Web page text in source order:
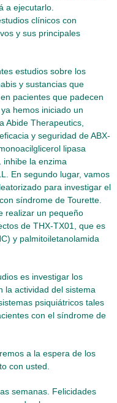
a ejecutarlo.
clínicos con
y sus principales
estudios sobre los
y sustancias que
pacientes que padecen
hemos iniciado un
Abide Therapeutics,
y seguridad de ABX-
lipasa
inhibe la enzima
En segundo lugar, vamos
para investigar el
síndrome de Tourette.
realizar un pequeño
de THX-TX01, que es
y palmitoiletanolamida
es investigar los
la actividad del sistema
psiquiátricos tales
con el síndrome de
a la espera de los
con usted.
semanas. Felicidades